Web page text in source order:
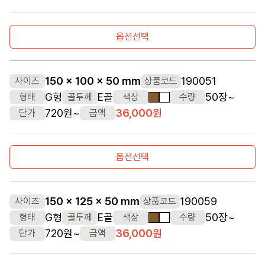
옵션선택
사이즈 150 x 100 x 50 mm 상품코드 190051
형태 G형 골두께 E골 색상 갈색
흰색 수량 50장~
단가 720원~ 금액 36,000원
옵션선택
사이즈 150 x 125 x 50 mm 상품코드 190059
형태 G형 골두께 E골 색상 갈색
흰색 수량 50장~
단가 720원~ 금액 36,000원